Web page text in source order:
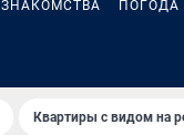
ЗНАКОМСТВА ПОГОДА
Квартиры с видом на